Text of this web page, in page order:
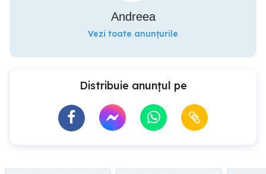
Andreea
Vezi toate anunțurile
Distribuie anunțul pe